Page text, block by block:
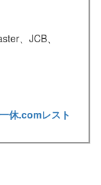
、JCB、
一休.comレスト